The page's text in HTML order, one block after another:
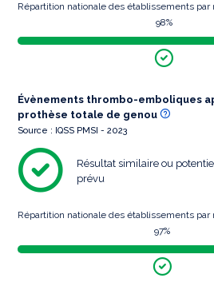
Répartition nationale des établissements par
98%
Évènements thrombo-emboliques
prothèse totale de genou
Source : IQSS PMSI - 2023
Résultat similaire ou
prévu
Répartition nationale des établissements par
97%